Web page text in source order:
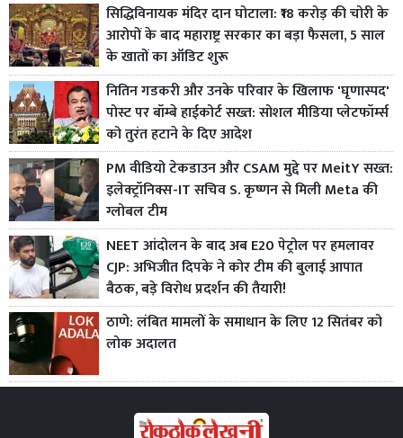
सिद्धिविनायक मंदिर दान घोटाला: ₹18 करोड़ की चोरी के
आरोपों के बाद महाराष्ट्र सरकार का बड़ा फैसला, 5 साल
के खातों का ऑडिट शुरू
नितिन गडकरी और उनके परिवार के खिलाफ 'घृणास्पद'
पोस्ट पर बॉम्बे हाईकोर्ट सख्त: सोशल मीडिया प्लेटफॉर्म्स
को तुरंत हटाने के दिए आदेश
PM वीडियो टेकडाउन और CSAM मुद्दे पर MeitY सख्त:
इलेक्ट्रॉनिक्स-IT सचिव S. कृष्णन से मिली Meta की
ग्लोबल टीम
NEET आंदोलन के बाद अब E20 पेट्रोल पर हमलावर
CJP: अभिजीत दिपके ने कोर टीम की बुलाई आपात
बैठक, बड़े विरोध प्रदर्शन की तैयारी!
ठाणे: लंबित मामलों के समाधान के लिए 12 सितंबर को
लोक अदालत